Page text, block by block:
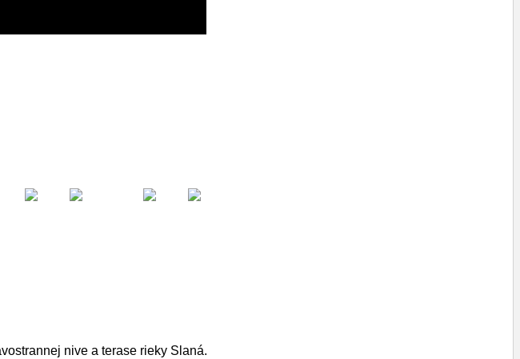
nive a terase rieky Slaná.